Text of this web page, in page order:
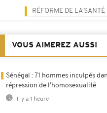
RÉFORME DE LA SANTÉ
VOUS AIMEREZ AUSSI
Sénégal : 71 hommes inculpés
répression de l’homosexualité
Il y a 1 heure